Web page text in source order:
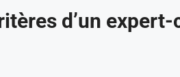
d’un